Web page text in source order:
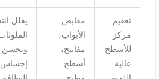
تعقيم
مركز
للأسطح
عالية
مقابض
الأبواب،
مفاتيح،
أسطح
يقلل
ويحسن
إحساس